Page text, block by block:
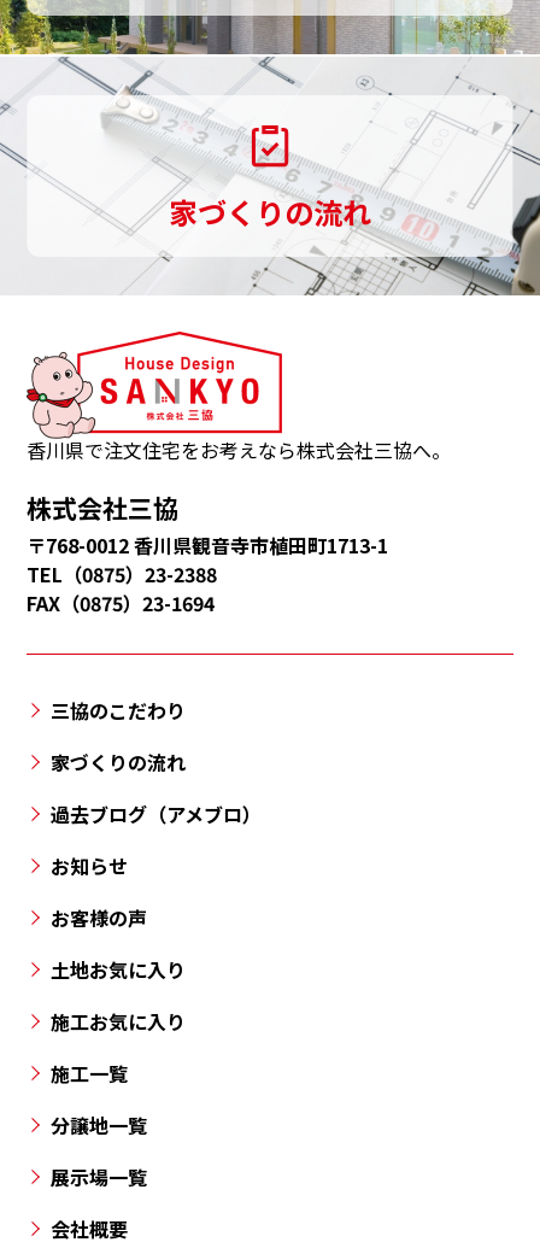
手
し
協
は、
観
音
市・
多
度
津
町・
豊
市・
亀
市・
松
市
香
の
所
に
家づくりの流れ
香川県で注文住宅をお考えなら株式会社三協へ。
株式会社三協
〒768-0012 香川県観音寺市植田町1713-1
TEL（0875）23-2388
FAX（0875）23-1694
三協のこだわり
家づくりの流れ
過去ブログ（アメブロ）
お知らせ
お客様の声
土地お気に入り
施工お気に入り
施工一覧
分譲地一覧
展示場一覧
会社概要